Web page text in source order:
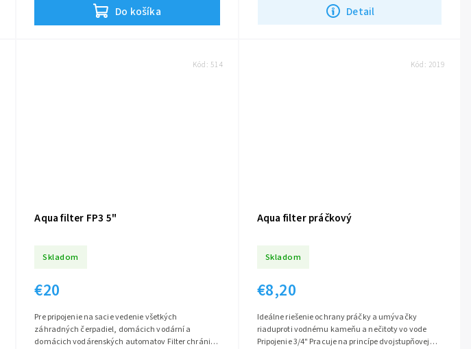
Do košíka Detail
Aqua filter FP3 5"
Skladom
€20
Pre pripojenie na sacie vedenie všetkých
záhradných čerpadiel, domácich vodární a
domácich vodárenských automatov Filter chráni
Kód: 514
Aqua filter práčkový
Skladom
€8,20
Ideálne riešenie ochrany práčky a umývačky
riaduproti vodnému kameňu a nečitoty vo vode
Pripojenie 3/4" Pracuje na princípe dvojstupňovej
Kód: 2019